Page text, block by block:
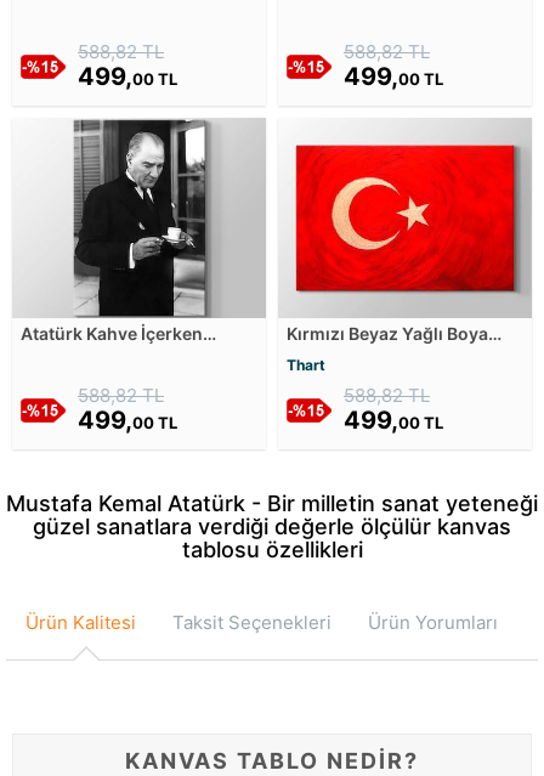
588,82 TL
499,00 TL
588,82 TL
499,00 TL
Atatürk Kahve İçerken
588,82 TL
499,00 TL
Kırmızı Beyaz Yağlı Boya
Bayrağı Kanvas Tablosu
Thart
588,82 TL
499,00 TL
Mustafa Kemal Atatürk - Bir milletin sanat yeteneği
güzel sanatlara verdiği değerle ölçülür kanvas
tablosu özellikleri
Ürün Kalitesi Taksit Seçenekleri Ürün Yorumları
KANVAS TABLO NEDİR?